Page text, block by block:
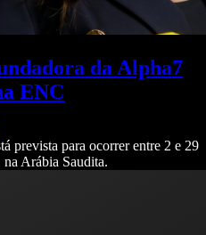
da Alpha7
ENC
prevista para ocorrer entre 2 e 29
Arábia Saudita.